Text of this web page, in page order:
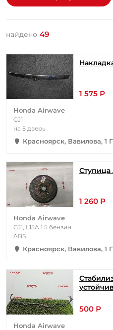
найдено 49
1 575 Р
Honda Airwave
GJ1
на 5 дверь
Красноярск, Вавилова, 1
Ступица
1 260 Р
Honda Airwave
GJ1, L15A 1.5 бензин
ABS
Красноярск, Вавилова, 1
500 Р
Honda Airwave